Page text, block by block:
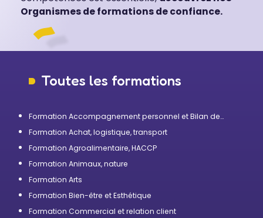
Organismes de formations de confiance.
Toutes les formations
Formation Accompagnement personnel et Bilan de
Formation Achat, logistique, transport
Formation Agroalimentaire, HACCP
Formation Animaux, nature
Formation Arts
Formation Bien-être et Esthétique
Formation Commercial et relation client